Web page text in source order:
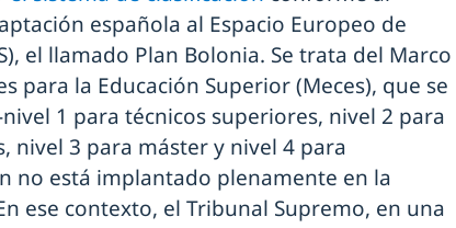
española al Espacio Europeo de
el llamado Plan Bolonia. Se trata del Marco
para la Educación Superior (Meces), que se
1 para técnicos superiores, nivel 2 para
nivel 3 para máster y nivel 4 para
no está implantado plenamente en la
ese contexto, el Tribunal Supremo, en una